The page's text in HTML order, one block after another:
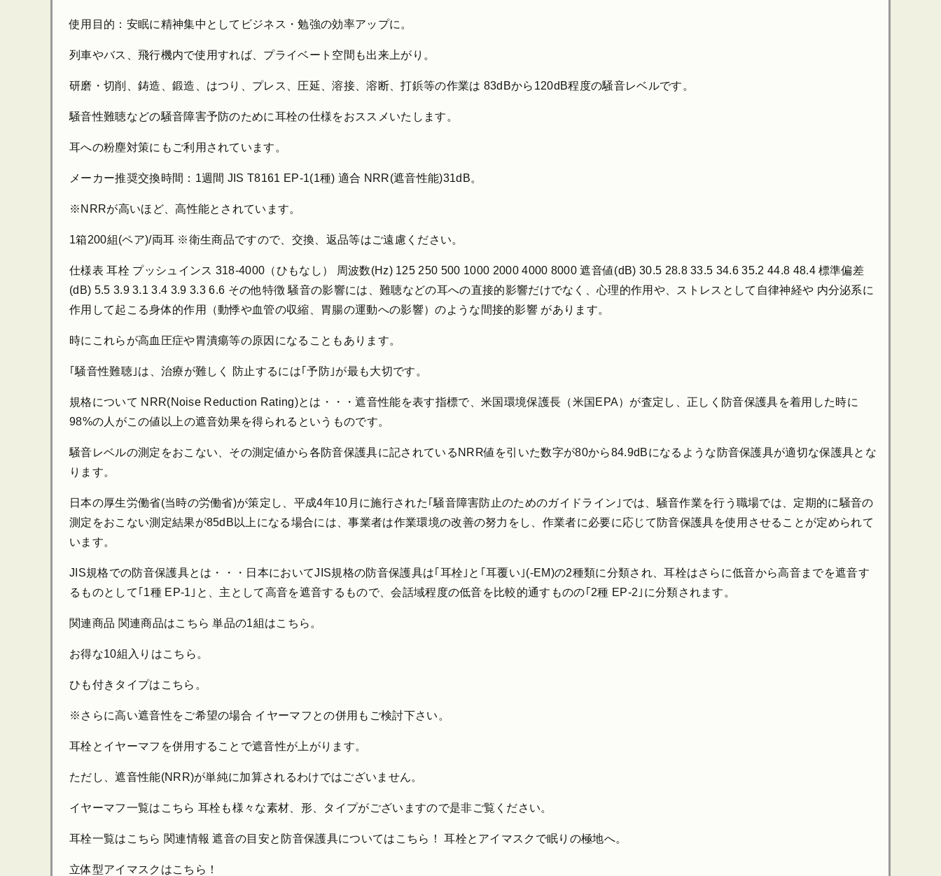
使用目的：安眠に精神集中としてビジネス・勉強の効率アップに。
列車やバス、飛行機内で使用すれば、プライベート空間も出来上がり。
研磨・切削、鋳造、鍛造、はつり、プレス、圧延、溶接、溶断、打鋲等の作業は 83dBから120dB程度の騒音レベルです。
騒音性難聴などの騒音障害予防のために耳栓の仕様をおススメいたします。
耳への粉塵対策にもご利用されています。
メーカー推奨交換時間：1週間 JIS T8161 EP-1(1種) 適合 NRR(遮音性能)31dB。
※NRRが高いほど、高性能とされています。
1箱200組(ペア)/両耳 ※衛生商品ですので、交換、返品等はご遠慮ください。
仕様表 耳栓 プッシュインス 318-4000（ひもなし） 周波数(Hz) 125 250 500 1000 2000 4000 8000 遮音値(dB) 30.5 28.8 33.5 34.6 35.2 44.8 48.4 標準偏差
(dB) 5.5 3.9 3.1 3.4 3.9 3.3 6.6 その他特徴 騒音の影響には、難聴などの耳への直接的影響だけでなく、心理的作用や、ストレスとして自律神経や 内分泌系に
作用して起こる身体的作用（動悸や血管の収縮、胃腸の運動への影響）のような間接的影響 があります。
時にこれらが高血圧症や胃潰瘍等の原因になることもあります。
｢騒音性難聴｣は、治療が難しく 防止するには｢予防｣が最も大切です。
規格について NRR(Noise Reduction Rating)とは・・・遮音性能を表す指標で、米国環境保護長（米国EPA）が査定し、正しく防音保護具を着用した時に
98%の人がこの値以上の遮音効果を得られるというものです。
騒音レベルの測定をおこない、その測定値から各防音保護具に記されているNRR値を引いた数字が80から84.9dBになるような防音保護具が適切な保護具とな
ります。
日本の厚生労働省(当時の労働省)が策定し、平成4年10月に施行された｢騒音障害防止のためのガイドライン｣では、騒音作業を行う職場では、定期的に騒音の
測定をおこない測定結果が85dB以上になる場合には、事業者は作業環境の改善の努力をし、作業者に必要に応じて防音保護具を使用させることが定められて
います。
JIS規格での防音保護具とは・・・日本においてJIS規格の防音保護具は｢耳栓｣と｢耳覆い｣(-EM)の2種類に分類され、耳栓はさらに低音から高音までを遮音す
るものとして｢1種 EP-1｣と、主として高音を遮音するもので、会話域程度の低音を比較的通すものの｢2種 EP-2｣に分類されます。
関連商品 関連商品はこちら 単品の1組はこちら。
お得な10組入りはこちら。
ひも付きタイプはこちら。
※さらに高い遮音性をご希望の場合 イヤーマフとの併用もご検討下さい。
耳栓とイヤーマフを併用することで遮音性が上がります。
ただし、遮音性能(NRR)が単純に加算されるわけではございません。
イヤーマフ一覧はこちら 耳栓も様々な素材、形、タイプがございますので是非ご覧ください。
耳栓一覧はこちら 関連情報 遮音の目安と防音保護具についてはこちら！ 耳栓とアイマスクで眠りの極地へ。
立体型アイマスクはこちら！